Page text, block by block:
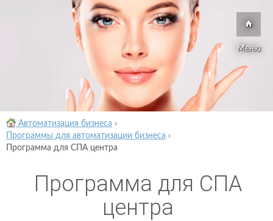
Меню
Автоматизация бизнеса ›
Программы для автоматизации бизнеса ›
Программа для СПА центра
Программа для СПА
центра